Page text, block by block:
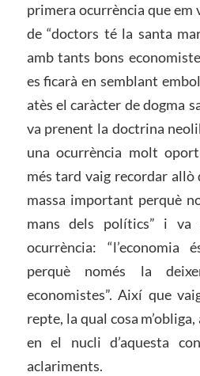
primera ocurrència que em
de “doctors té la santa
amb tants bons
es ficarà en semblant
atès el caràcter de dogma
va prenent la doctrina
una ocurrència molt
més tard vaig recordar allò
massa important perquè
mans dels polítics” i va
ocurrència: “l’economia
perquè només la
economistes”. Així que
repte, la qual cosa
en el nucli d’aquesta
aclariments.